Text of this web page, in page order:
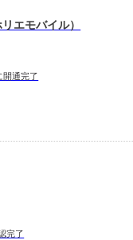
エモバイル）
開通完了
完了